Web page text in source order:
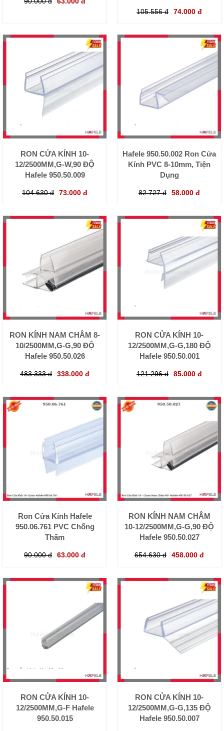
105.556 đ 74.000 đ
RON CỬA KÍNH 10-
12/2500MM,G-W,90 ĐỘ
Hafele 950.50.009
104.630 đ 73.000 đ
Hafele 950.50.002 Ron Cửa
Kính PVC 8-10mm, Tiện
Dụng
82.727 đ 58.000 đ
RON KÍNH NAM CHÂM 8-
10/2500MM,G-G,90 ĐỘ
Hafele 950.50.026
483.333 đ 338.000 đ
RON CỬA KÍNH 10-
12/2500MM,G-G,180 ĐỘ
Hafele 950.50.001
121.296 đ 85.000 đ
Ron Cửa Kính Hafele
950.06.761 PVC Chống
Thấm
90.000 đ 63.000 đ
RON KÍNH NAM CHÂM
10-12/2500MM,G-G,90 ĐỘ
Hafele 950.50.027
654.630 đ 458.000 đ
RON CỬA KÍNH 10-
12/2500MM,G-F Hafele
950.50.015
RON CỬA KÍNH 10-
12/2500MM,G-G,135 ĐỘ
Hafele 950.50.007